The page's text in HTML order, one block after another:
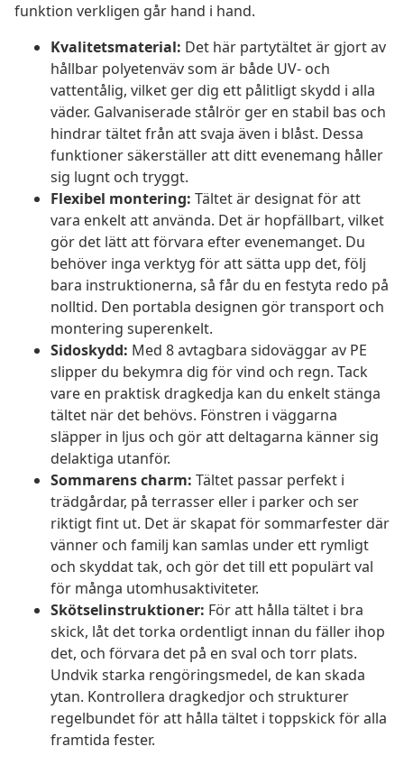
funktion verkligen går hand i hand.
Kvalitetsmaterial: Det här partytältet är gjort av
hållbar polyetenväv som är både UV- och
vattentålig, vilket ger dig ett pålitligt skydd i alla
väder. Galvaniserade stålrör ger en stabil bas och
hindrar tältet från att svaja även i blåst. Dessa
funktioner säkerställer att ditt evenemang håller
sig lugnt och tryggt.
Flexibel montering: Tältet är designat för att
vara enkelt att använda. Det är hopfällbart, vilket
gör det lätt att förvara efter evenemanget. Du
behöver inga verktyg för att sätta upp det, följ
bara instruktionerna, så får du en festyta redo på
nolltid. Den portabla designen gör transport och
montering superenkelt.
Sidoskydd: Med 8 avtagbara sidoväggar av PE
slipper du bekymra dig för vind och regn. Tack
vare en praktisk dragkedja kan du enkelt stänga
tältet när det behövs. Fönstren i väggarna
släpper in ljus och gör att deltagarna känner sig
delaktiga utanför.
Sommarens charm: Tältet passar perfekt i
trädgårdar, på terrasser eller i parker och ser
riktigt fint ut. Det är skapat för sommarfester där
vänner och familj kan samlas under ett rymligt
och skyddat tak, och gör det till ett populärt val
för många utomhusaktiviteter.
Skötselinstruktioner: För att hålla tältet i bra
skick, låt det torka ordentligt innan du fäller ihop
det, och förvara det på en sval och torr plats.
Undvik starka rengöringsmedel, de kan skada
ytan. Kontrollera dragkedjor och strukturer
regelbundet för att hålla tältet i toppskick för alla
framtida fester.